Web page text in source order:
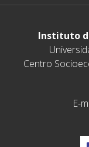
Instituto
Centro
E-